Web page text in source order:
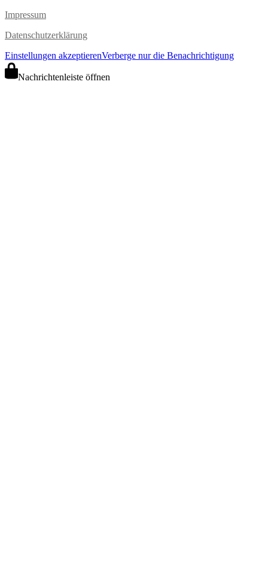
Impressum
Datenschutzerklärung
Einstellungen akzeptierenVerberge nur die Benachrichtigung
Nachrichtenleiste öffnen